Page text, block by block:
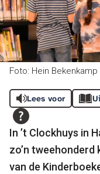
Foto: Hein Bekenkamp
Lees voor
In ’t Clockhuys in
zo’n
van de